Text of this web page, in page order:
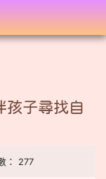
孩子尋找自
： 277